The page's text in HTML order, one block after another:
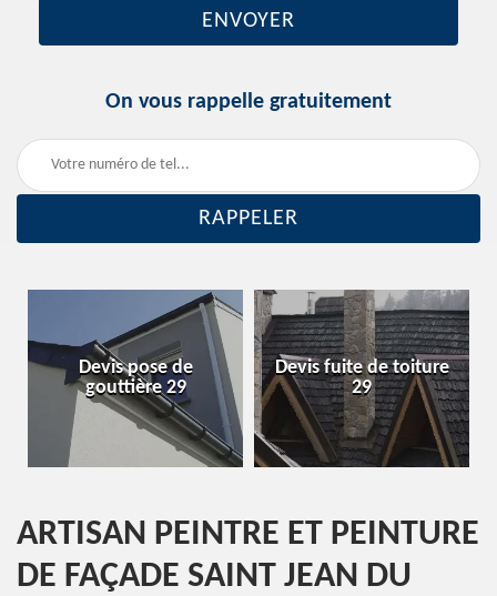
On vous rappelle gratuitement
Devis pose de
gouttière 29
Devis fuite de toiture
29
ARTISAN PEINTRE ET PEINTURE
DE FAÇADE SAINT JEAN DU